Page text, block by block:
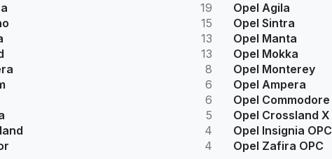
19
15
13
13
8
6
6
5
4
4
Opel Agila
Opel Sintra
Opel Manta
Opel Mokka
Opel Monterey
Opel Ampera
Opel Commodore
Opel Crossland X
Opel Insignia OPC
Opel Zafira OPC